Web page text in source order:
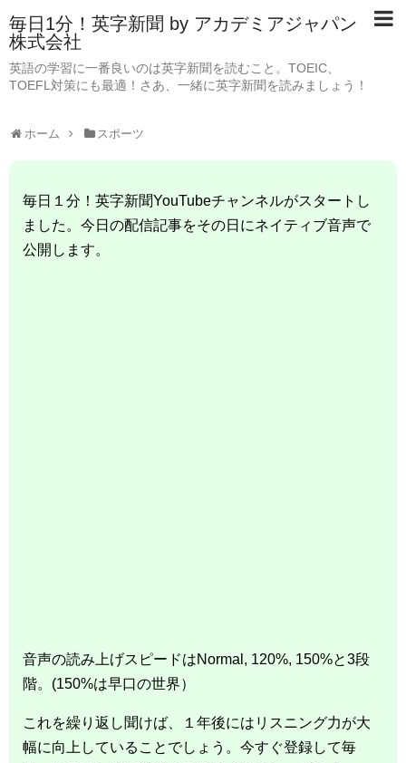
毎日1分！英字新聞 by アカデミアジャパン
株式会社
英語の学習に一番良いのは英字新聞を読むこと。TOEIC、
TOEFL対策にも最適！さあ、一緒に英字新聞を読みましょう！
ホーム スポーツ
毎日１分！英字新聞YouTubeチャンネルがスタートし
ました。今日の配信記事をその日にネイティブ音声で
公開します。
音声の読み上げスピードはNormal, 120%, 150%と3段
階。(150%は早口の世界）
これを繰り返し聞けば、１年後にはリスニング力が大
幅に向上していることでしょう。今すぐ登録して毎